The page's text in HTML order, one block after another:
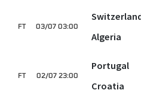
03/07 03:00
FT
Algeria
02/07 23:00
FT
Portugal
Croatia